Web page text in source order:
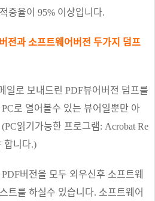
중율이 95% 이상입니다.
전과 소프트웨어버전 두가지 덤프
일로 보내드린 PDF뷰어버전 덤프를
로 열어볼수 있는 뷰어일뿐만 아
읽기가능한 프로그램: Acrobat Re
합니다.)
버전을 모두 외우신후 소프트웨
트를 하실수 있습니다. 소프트웨어